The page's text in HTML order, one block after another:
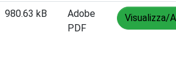
980.63 kB
Adobe
PDF
Visualizza/